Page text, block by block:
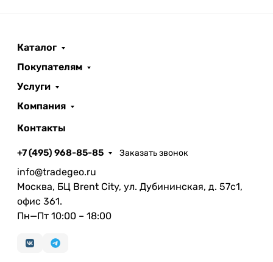
Каталог
Покупателям
Услуги
Компания
Контакты
+7 (495) 968-85-85 Заказать звонок
info@tradegeo.ru
Москва, БЦ Brent City, ул. Дубининская, д. 57с1,
офис 361.
Пн—Пт 10:00 – 18:00